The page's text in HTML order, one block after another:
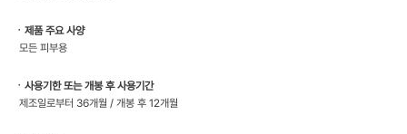
ㆍ제품 주요 사양
모든 피부용
ㆍ사용기한 또는 개봉 후 사용기간
제조일로부터 36개월 / 개봉 후 12개월